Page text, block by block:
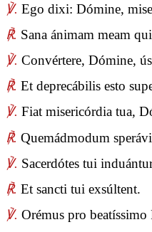
℣. Ego dixi: Dómine,
℟. Sana ánimam meam
℣. Convértere, Dómine,
℟. Et deprecábilis esto
℣. Fiat misericórdia tua,
℟. Quemádmodum
℣. Sacerdótes tui
℟. Et sancti tui exsúltent.
℣. Orémus pro beatíssimo